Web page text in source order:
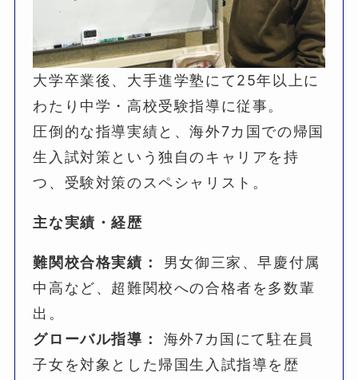
大学卒業後、大手進学塾にて25年以上に
わたり中学・高校受験指導に従事。
圧倒的な指導実績と、海外7カ国での帰国
生入試対策という独自のキャリアを持
つ、受験対策のスペシャリスト。
主な実績・経歴
難関校合格実績：
男女御三家、早慶付属
中高など、超難関校への合格者を多数輩
出。
グローバル指導：
海外7カ国にて駐在員
子女を対象とした帰国生入試指導を歴